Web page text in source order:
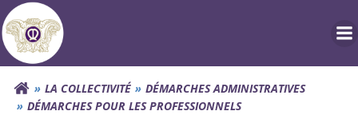
Aller
au
contenu
LA COLLECTIVITÉ
DÉMARCHES ADMINISTRATIVES
DÉMARCHES POUR LES PROFESSIONNELS